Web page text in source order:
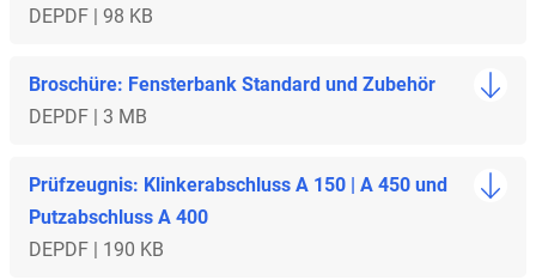
DEPDF | 98 KB
Broschüre: Fensterbank Standard und Zubehör
DEPDF | 3 MB
Prüfzeugnis: Klinkerabschluss A 150 | A 450 und
Putzabschluss A 400
DEPDF | 190 KB